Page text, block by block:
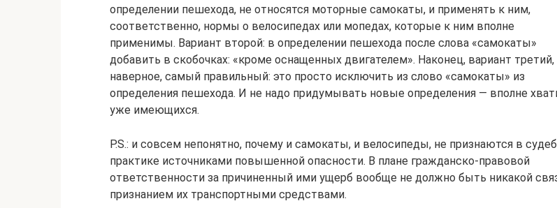
определении пешехода, не относятся моторные самокаты, и применять к ним,
соответственно, нормы о велосипедах или мопедах, которые к ним вполне
применимы. Вариант второй: в определении пешехода после слова «самокаты»
добавить в скобочках: «кроме оснащенных двигателем». Наконец, вариант третий,
наверное, самый правильный: это просто исключить из слово «самокаты» из
определения пешехода. И не надо придумывать новые определения — вполне
уже имеющихся.
P.S.: и совсем непонятно, почему и самокаты, и велосипеды, не признаются в
практике источниками повышенной опасности. В плане гражданско-правовой
ответственности за причиненный ими ущерб вообще не должно быть никакой
признанием их транспортными средствами.